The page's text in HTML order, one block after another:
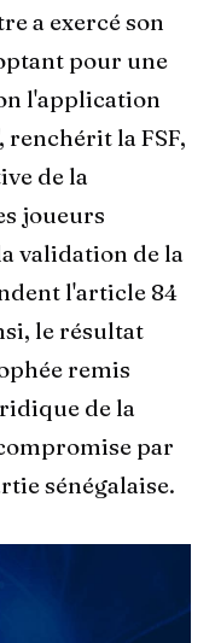
a exercé son
pour une
l'application
renchérit la FSF,
de la
joueurs
validation de la
l'article 84
le résultat
remis
de la
par
sénégalaise.